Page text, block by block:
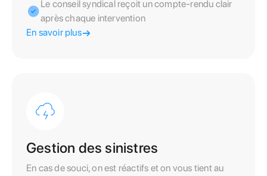
Le conseil syndical reçoit un compte-rendu clair
après chaque intervention
En savoir plus
Gestion des sinistres
En cas de souci, on est réactifs et on vous tient au